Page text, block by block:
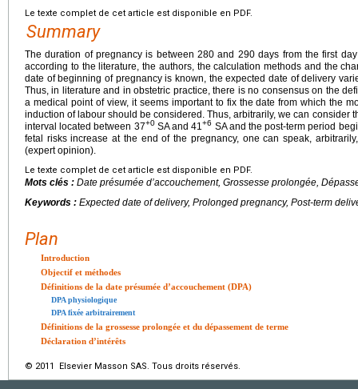
Le texte complet de cet article est disponible en PDF.
Summary
The duration of pregnancy is between 280 and 290 days from the first
according to the literature, the authors, the calculation methods and the
date of beginning of pregnancy is known, the expected date of delivery
Thus, in literature and in obstetric practice, there is no consensus on the
a medical point of view, it seems important to fix the date from which the
induction of labour should be considered. Thus, arbitrarily, we can consider
interval located between 37+0SA and 41+6 SA and the post-term period
fetal risks increase at the end of the pregnancy, one can speak,
(expert opinion).
Le texte complet de cet article est disponible en PDF.
Mots clés : Date présumée d’accouchement, Grossesse prolongée,
Keywords : Expected date of delivery, Prolonged pregnancy, Post-term
Plan
Introduction
Objectif et méthodes
Définitions de la date présumée d’accouchement (DPA)
DPA physiologique
DPA fixée arbitrairement
Définitions de la grossesse prolongée et du dépassement de terme
Déclaration d’intérêts
© 2011 Elsevier Masson SAS. Tous droits réservés.